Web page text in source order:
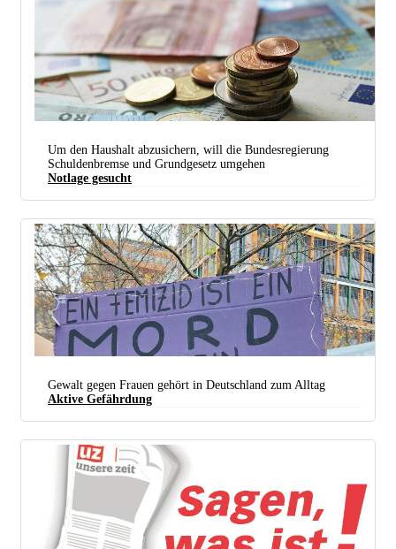
Mitglieder der „Jüdischen Stimme“ protestierten am 28. Oktober in Berlin. (Foto: Rudi Denner /
Scholz / Wikimedia / CC BY-SA 2.0 Deed/ Bearb.: UZ)
Um den Haushalt abzusichern, will die Bundesregierung
Schuldenbremse und Grundgesetz umgehen
Notlage gesucht
Gewalt gegen Frauen gehört in Deutschland zum Alltag
Aktive Gefährdung